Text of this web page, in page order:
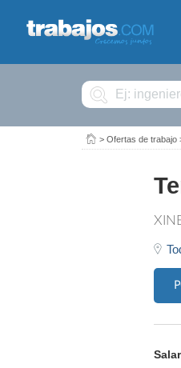
Buscar
> Ofertas de trabajo